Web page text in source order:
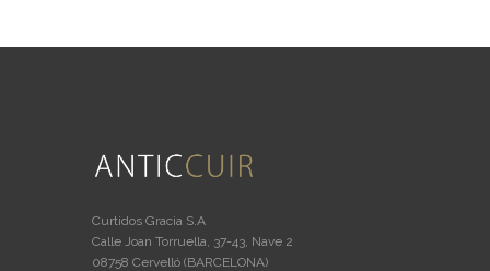
Curtidos Gracia S.A
Calle Joan Torruella, 37-43, Nave 2
08758 Cervelló (BARCELONA)